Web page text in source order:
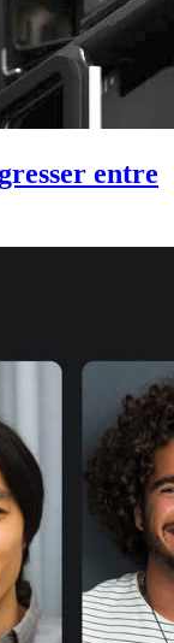
entre